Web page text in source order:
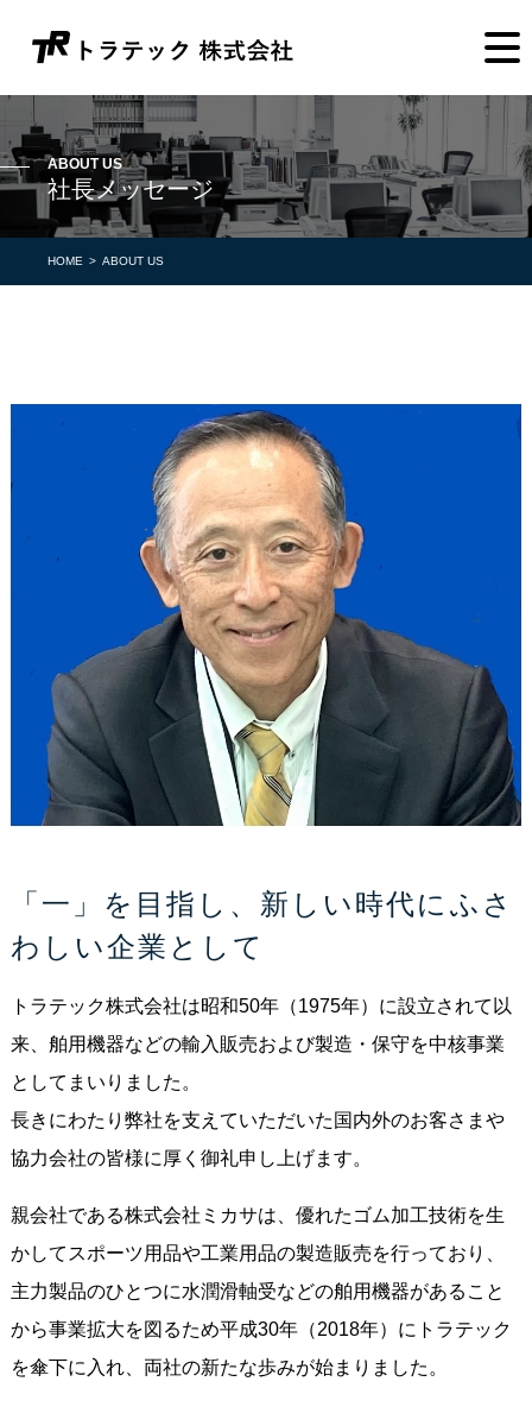
ABOUT US
社長メッセージ
HOME ABOUT US
「一」を目指し、新しい時代にふさ
わしい企業として
トラテック株式会社は昭和50年（1975年）に設立されて以
来、舶用機器などの輸入販売および製造・保守を中核事業
としてまいりました。
長きにわたり弊社を支えていただいた国内外のお客さまや
協力会社の皆様に厚く御礼申し上げます。
親会社である株式会社ミカサは、優れたゴム加工技術を生
かしてスポーツ用品や工業用品の製造販売を行っており、
主力製品のひとつに水潤滑軸受などの舶用機器があること
から事業拡大を図るため平成30年（2018年）にトラテック
を傘下に入れ、両社の新たな歩みが始まりました。